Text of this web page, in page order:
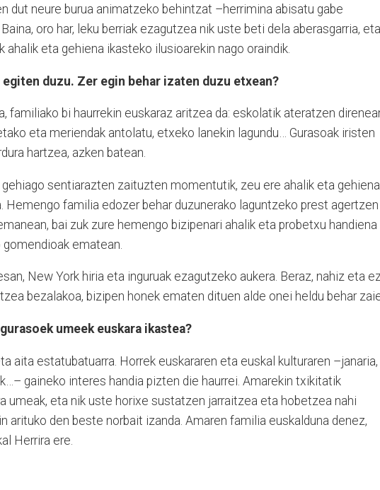
dut neure burua animatzeko behintzat –herrimina abisatu gabe
oro har, leku berriak ezagutzea nik uste beti dela aberasgarria, eta
eta gehiena ikasteko ilusioarekin nago oraindik.
egiten duzu. Zer egin behar izaten duzu etxean?
familiako bi haurrekin euskaraz aritzea da: eskolatik ateratzen
eta meriendak antolatu, etxeko lanekin lagundu… Gurasoak iristen
hartzea, azken batean.
gehiago sentiarazten zaituzten momentutik, zeu ere ahalik eta gehiena
Hemengo familia edozer behar duzunerako laguntzeko prest agertzen
bai zuk zure hemengo bizipenari ahalik eta probetxu handiena
ematean.
New York hiria eta inguruak ezagutzeko aukera. Beraz, nahiz eta
bezalakoa, bizipen honek ematen dituen alde onei heldu behar
umeek euskara ikastea?
aita estatubatuarra. Horrek euskararen eta euskal kulturaren –janaria,
gaineko interes handia pizten die haurrei. Amarekin txikitatik
umeak, eta nik uste horixe sustatzen jarraitzea eta hobetzea nahi
arituko den beste norbait izanda. Amaren familia euskalduna denez,
Herrira ere.